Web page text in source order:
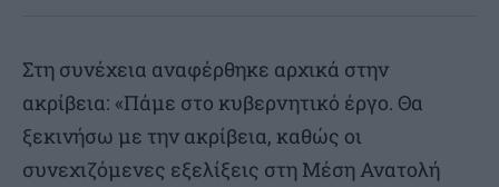
Στη συνέχεια αναφέρθηκε αρχικά στην
ακρίβεια: «Πάμε στο κυβερνητικό έργο. Θα
ξεκινήσω με την ακρίβεια, καθώς οι
συνεχιζόμενες εξελίξεις στη Μέση Ανατολή